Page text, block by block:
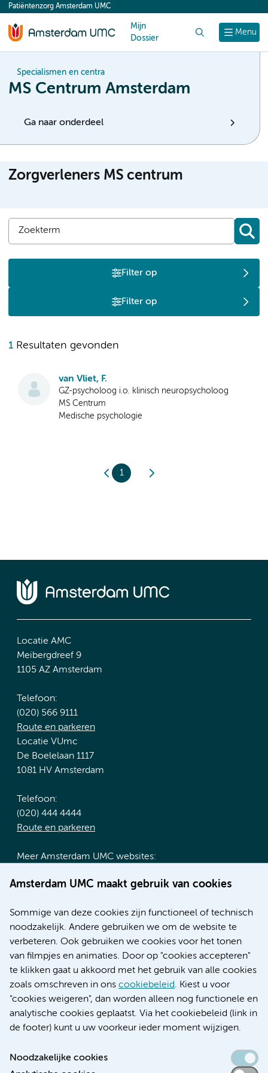
content
Amsterdam UMC maakt gebruik van cookies
Sommige van deze cookies zijn functioneel of technisch
noodzakelijk. Andere gebruiken we om de website te
verbeteren. Ook gebruiken we cookies voor het tonen
van filmpjes en animaties. Door op "cookies accepteren"
te klikken gaat u akkoord met het gebruik van alle cookies
zoals omschreven in ons cookiebeleid. Kiest u voor
"cookies weigeren", dan worden alleen nog functionele en
analytische cookies geplaatst. Via het cookiebeleid (link in
de footer) kunt u uw voorkeur ieder moment wijzigen.
Noodzakelijke cookies
Menu
Patiëntenzorg Amsterdam UMC
Mijn
Dossier
Specialismen en centra
MS Centrum Amsterdam
Ga naar onderdeel
Zorgverleners MS centrum
Filter op
Filter op
1Resultaten gevonden
van Vliet, F.
GZ-psycholoog i.o. klinisch neuropsycholoog
MS Centrum
Medische psychologie
1
Locatie AMC
Meibergdreef 9
1105 AZ Amsterdam
Telefoon:
(020) 566 9111
Route en parkeren
Locatie VUmc
De Boelelaan 1117
1081 HV Amsterdam
Telefoon:
(020) 444 4444
Route en parkeren
Meer Amsterdam UMC websites:
Werken bij Amsterdam UMC
Nieuws
Research
Educatie locatie AMC
Educatie locatie VUmc
Verwijzen & diagnostiek